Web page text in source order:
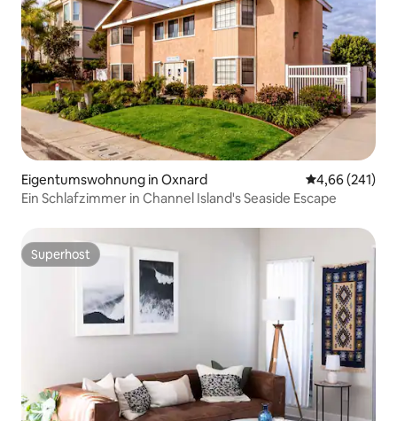
Eigentumswohnung in Oxnard
4,66 (241)
Ein Schlafzimmer in Channel Island's Seaside Escape
Superhost
Superhost